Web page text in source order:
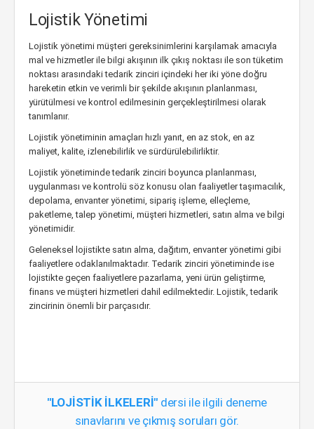
Lojistik Yönetimi
Lojistik yönetimi müşteri gereksinimlerini karşılamak amacıyla
mal ve hizmetler ile bilgi akışının ilk çıkış noktası ile son tüketim
noktası arasındaki tedarik zinciri içindeki her iki yöne doğru
hareketin etkin ve verimli bir şekilde akışının planlanması,
yürütülmesi ve kontrol edilmesinin gerçekleştirilmesi olarak
tanımlanır.
Lojistik yönetiminin amaçları hızlı yanıt, en az stok, en az
maliyet, kalite, izlenebilirlik ve sürdürülebilirliktir.
Lojistik yönetiminde tedarik zinciri boyunca planlanması,
uygulanması ve kontrolü söz konusu olan faaliyetler taşımacılık,
depolama, envanter yönetimi, sipariş işleme, elleçleme,
paketleme, talep yönetimi, müşteri hizmetleri, satın alma ve bilgi
yönetimidir.
Geleneksel lojistikte satın alma, dağıtım, envanter yönetimi gibi
faaliyetlere odaklanılmaktadır. Tedarik zinciri yönetiminde ise
lojistikte geçen faaliyetlere pazarlama, yeni ürün geliştirme,
finans ve müşteri hizmetleri dahil edilmektedir. Lojistik, tedarik
zincirinin önemli bir parçasıdır.
"LOJİSTİK İLKELERİ" dersi ile ilgili deneme
sınavlarını ve çıkmış soruları gör.